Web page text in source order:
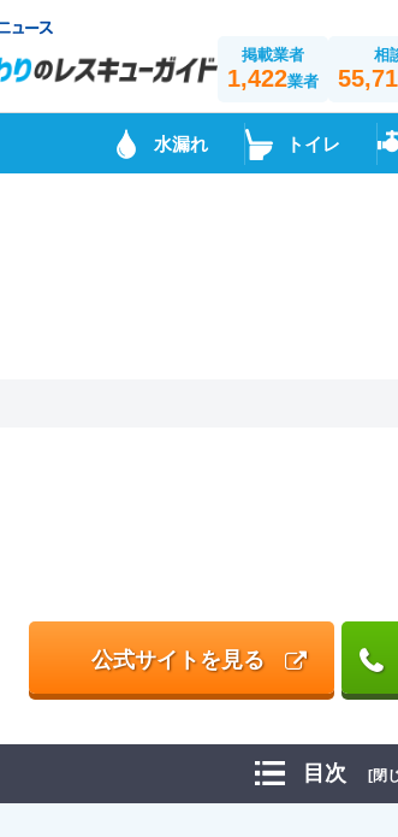
掲載業者
1,422業者
相
水漏れ トイレ
公式サイトを見る
目次 [閉